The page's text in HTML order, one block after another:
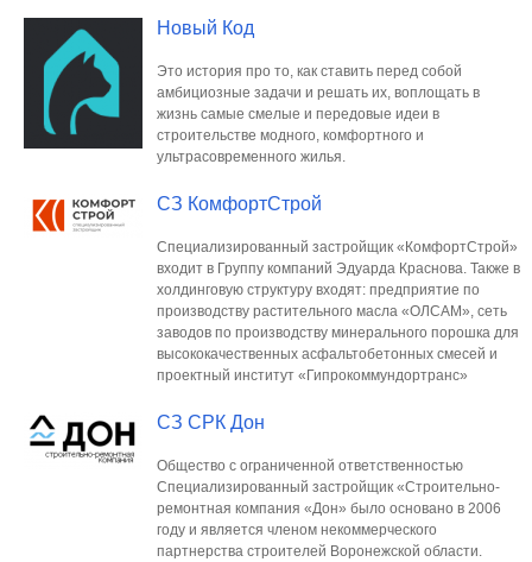
Новый Код
Это история про то, как ставить перед собой
амбициозные задачи и решать их, воплощать в
жизнь самые смелые и передовые идеи в
строительстве модного, комфортного и
ультрасовременного жилья.
СЗ КомфортСтрой
Специализированный застройщик «КомфортСтрой»
входит в Группу компаний Эдуарда Краснова. Также в
холдинговую структуру входят: предприятие по
производству растительного масла «ОЛСАМ», сеть
заводов по производству минерального порошка для
высококачественных асфальтобетонных смесей и
проектный институт «Гипрокоммундортранс»
СЗ СРК Дон
Общество с ограниченной ответственностью
Специализированный застройщик «Строительно-
ремонтная компания «Дон» было основано в 2006
году и является членом некоммерческого
партнерства строителей Воронежской области.